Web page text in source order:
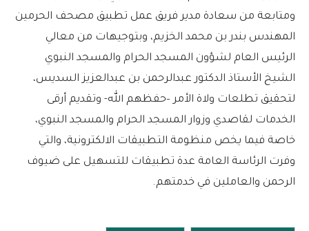
ومتابعة من سعادة مدير فريق عمل تطبيق مصحف الحرمين
المهندس بندر بن محمد الخزيم، وبتوجيهات من معالي
الرئيس العام لشؤون المسجد الحرام والمسجد النبوي
الشيخ الأستاذ الدكتور عبدالرحمن بن عبدالعزيز السديس،
لتحقيق تطلعات ولاة الأمر –حفظهم الله- وتقديم أرقى
الخدمات لقاصدي وزوار المسجد الحرام والمسجد النبوي،
خاصة فيما يخص منظومة التطبيقات الالكترونية، والتي
وفرت الرئاسة العامة عدة تطبيقات للتسهيل على ضيوف
الرحمن والعاملين في خدمتهم.